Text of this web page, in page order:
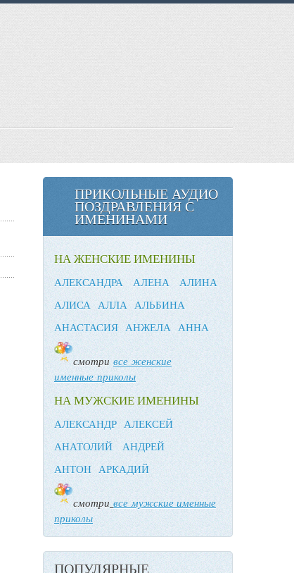
ПРИКОЛЬНЫЕ АУДИО
ПОЗДРАВЛЕНИЯ С
ИМЕНИНАМИ
НА ЖЕНСКИЕ ИМЕНИНЫ
АЛЕКСАНДРА АЛЕНА
АЛИНА
АЛИСА АЛЛА АЛЬБИНА
АНАСТАСИЯ АНЖЕЛА АННА
смотри все женские
именные приколы
НА МУЖСКИЕ ИМЕНИНЫ
АЛЕКСАНДР АЛЕКСЕЙ
АНАТОЛИЙ
АНДРЕЙ
АНТОН АРКАДИЙ
смотри все мужские именные
приколы
ПОПУЛЯРНЫЕ